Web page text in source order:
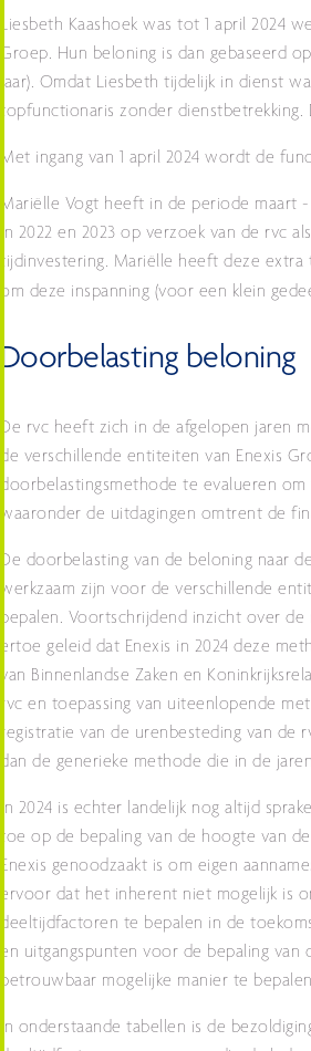
Liesbeth Kaashoek was tot 1 april 2024
Groep. Hun beloning is dan gebaseerd
jaar). Omdat Liesbeth tijdelijk in dienst
topfunctionaris zonder
Met ingang van 1 april 2024 wordt de
Mariëlle Vogt heeft in de periode maart
in 2022 en 2023 op verzoek van de rvc
tijdinvestering. Mariëlle heeft deze
om deze inspanning (voor een klein
Doorbelasting beloning
De rvc heeft zich in de afgelopen jaren
de verschillende entiteiten van Enexis
doorbelastingsmethode te evalueren
waaronder de uitdagingen omtrent de
De doorbelasting van de beloning naar
werkzaam zijn voor de verschillende
bepalen. Voortschrijdend inzicht over
ertoe geleid dat Enexis in 2024 deze
van Binnenlandse Zaken en
rvc en toepassing van uiteenlopende
registratie van de urenbesteding van de
dan de generieke methode die in de
In 2024 is echter landelijk nog altijd
toe op de bepaling van de hoogte van
Enexis genoodzaakt is om eigen
ervoor dat het inherent niet mogelijk is
deeltijdfactoren te bepalen in de
en uitgangspunten voor de bepaling
betrouwbaar mogelijke manier te
In onderstaande tabellen is de